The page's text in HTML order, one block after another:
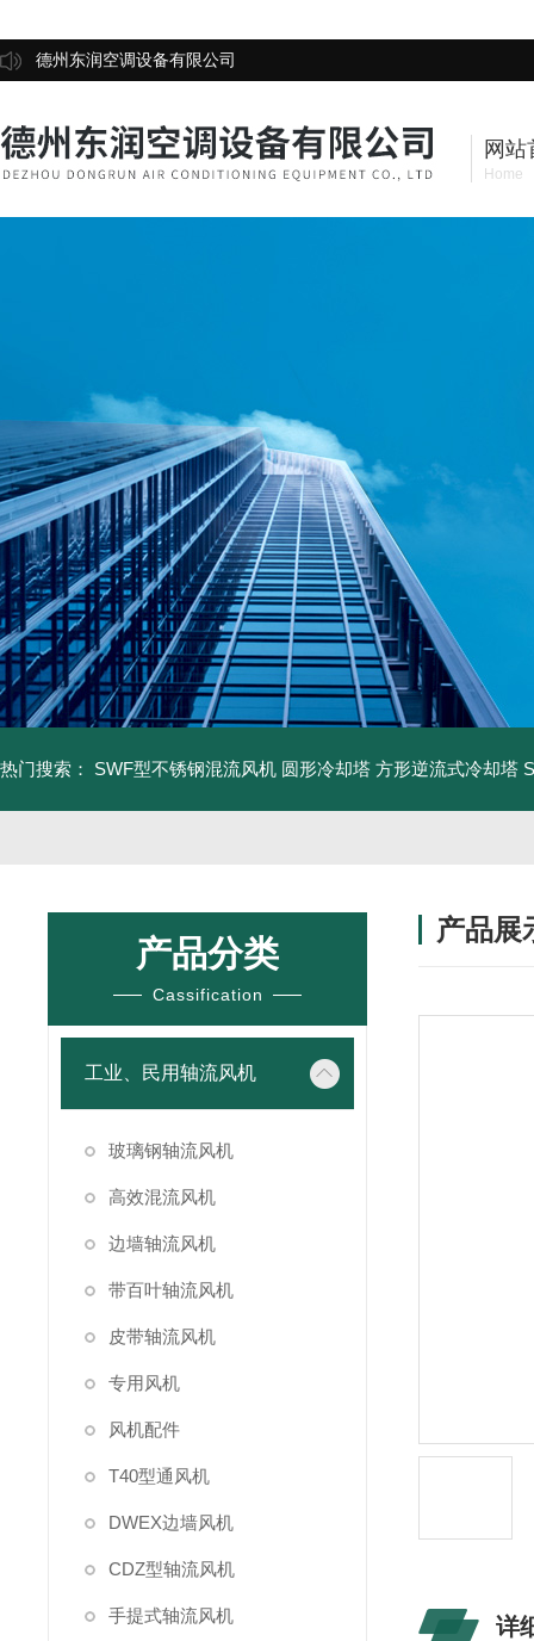
德州东润空调设备有限公司
网站
Home
热门搜索： SWF型不锈钢混流风机 圆形冷却塔 方形逆流式冷却塔
产品分类
Cassification
工业、民用轴流风机
玻璃钢轴流风机
高效混流风机
边墙轴流风机
带百叶轴流风机
皮带轴流风机
专用风机
风机配件
T40型通风机
DWEX边墙风机
CDZ型轴流风机
手提式轴流风机
产品展
详